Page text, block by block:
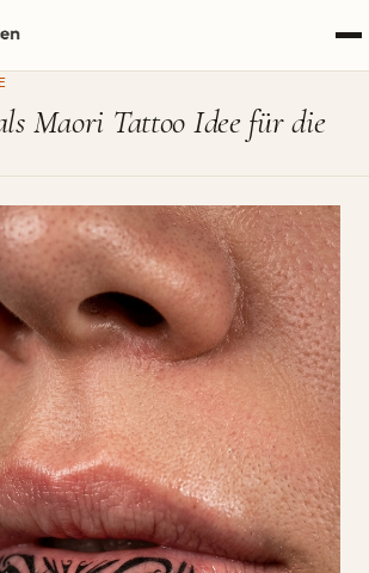
Maori Tattoo Idee für die